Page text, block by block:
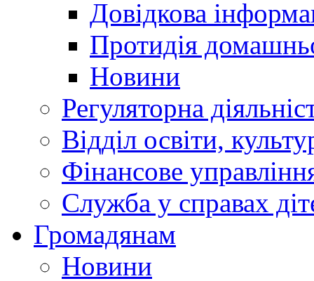
Довідкова
Протидія
Новини
Регуляторна
Відділ освіти,
Фінансове
Служба у справах
Громадянам
Новини